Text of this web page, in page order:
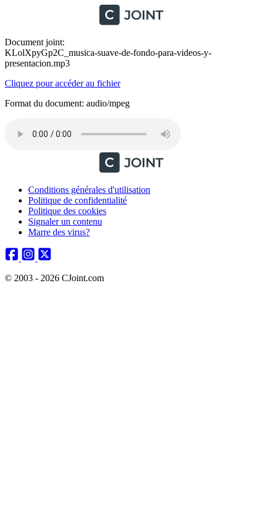
Document joint:
KLolXpyGp2C_musica-suave-de-fondo-para-videos-y-
presentacion.mp3
Cliquez pour accéder au fichier
Format du document: audio/mpeg
Conditions générales d'utilisation
Politique de confidentialité
Politique des cookies
Signaler un contenu
Marre des virus?
© 2003 - 2026 CJoint.com